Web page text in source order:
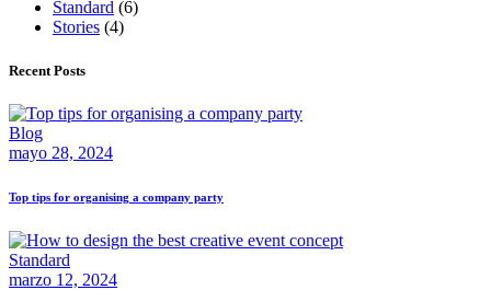
Standard (6)
Stories (4)
Recent Posts
Blog
mayo 28, 2024
Top tips for organising a company party
Standard
marzo 12, 2024